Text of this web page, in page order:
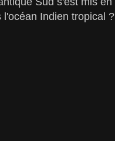
Indien tropical ?